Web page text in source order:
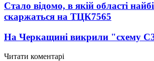
Стало відомо, в якій області
скаржаться на ТЦК7565
На Черкащині викрили "схему
Читати коментарі